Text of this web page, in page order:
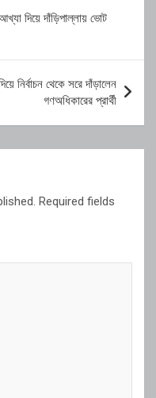
দিয়ে দাঁড়িপাল্লায় ভোট
নির্বাচন থেকে সরে দাঁড়ালেন
গণঅধিকারের প্রার্থী
Required fields